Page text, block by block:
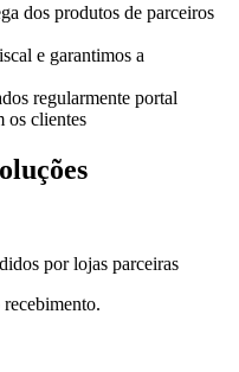
dos produtos de parceiros
e garantimos a
regularmente portal
os clientes
por lojas parceiras